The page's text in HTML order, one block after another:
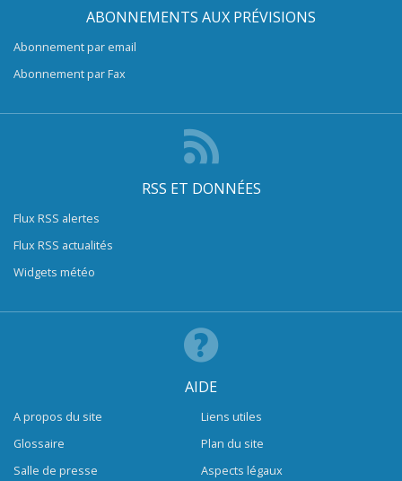
ABONNEMENTS AUX PRÉVISIONS
Abonnement par email
Abonnement par Fax
RSS ET DONNÉES
Flux RSS alertes
Flux RSS actualités
Widgets météo
AIDE
A propos du site
Glossaire
Salle de presse
Liens utiles
Plan du site
Aspects légaux